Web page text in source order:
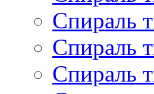
Спираль
Спираль
Спираль